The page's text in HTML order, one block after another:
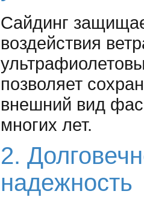
Сайдинг
воздействия
позволяет
внешний вид
многих лет.
2.
надежность